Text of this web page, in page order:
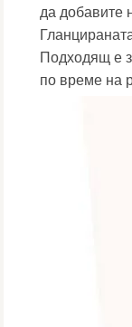
да добавите
Подходящ е
по време на